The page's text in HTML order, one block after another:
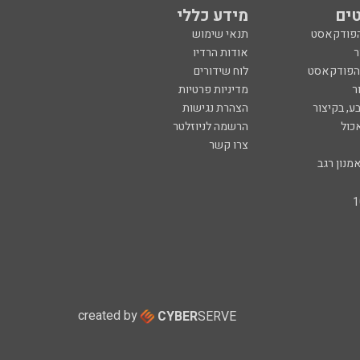
מידע כללי
תנאי שימוש
אודות הרדיו
הפודקאסט
לוח שידורים
מדיניות פרטיות
בקיצור
הצהרת נגישות
הרשמה לניוזלטר
צרו קשר
רגב
created by CYBERSERVE